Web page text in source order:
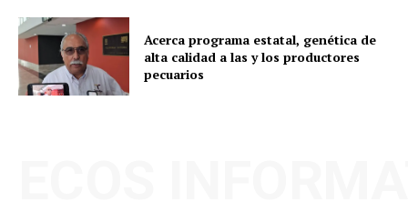
Acerca programa estatal, genética de
alta calidad a las y los productores
pecuarios